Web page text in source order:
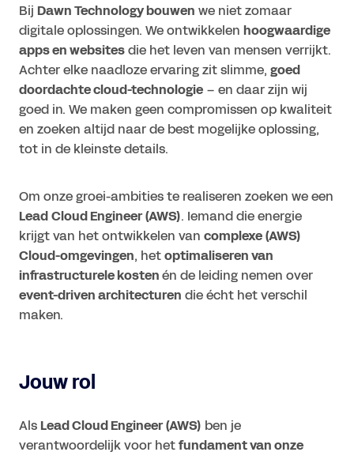
Bij Dawn Technology bouwen we niet zomaar
digitale oplossingen. We ontwikkelen hoogwaardige
apps en websitesdie het leven van mensen verrijkt.
Achter elke naadloze ervaring zit slimme, goed
doordachte cloud-technologie – en daar zijn wij
goed in. We maken geen compromissen op kwaliteit
en zoeken altijd naar de best mogelijke oplossing,
tot in de kleinste details.
Om onze groei-ambities te realiseren zoeken we een
LeadCloud Engineer (AWS). Iemand die energie
krijgt van het ontwikkelen van complexe (AWS)
Cloud-omgevingen, hetoptimaliseren van
infrastructurele kostenén de leiding nemen over
event-driven architecturen die écht het verschil
maken.
Jouw rol
Als Lead Cloud Engineer (AWS) ben je
verantwoordelijk voor hetfundament van onze